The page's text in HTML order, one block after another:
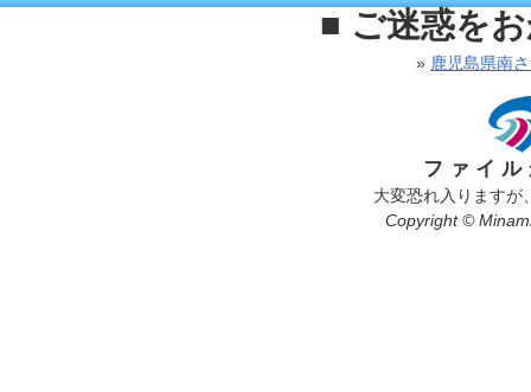
■ ご迷惑を
» 鹿児島県南
ファイ
大変恐れ入りますが
Copyright ©